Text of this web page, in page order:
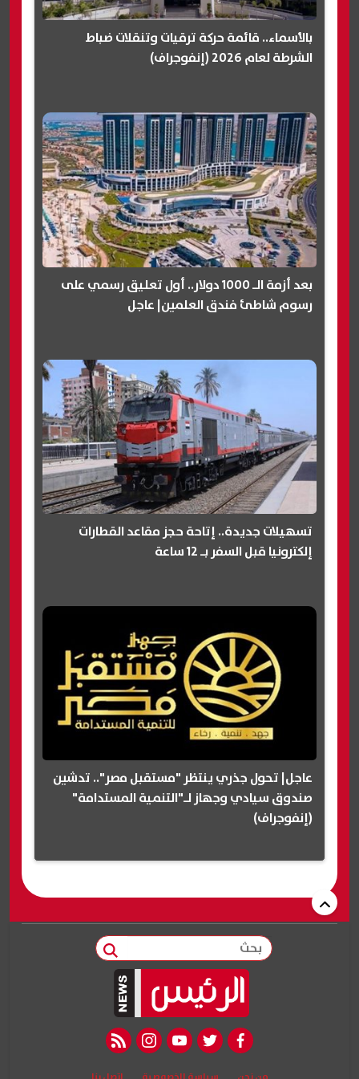
بالأسماء.. قائمة حركة ترقيات وتنقلات ضباط
الشرطة لعام 2026 (إنفوجراف)
بعد أزمة الـ 1000 دولار.. أول تعليق رسمي على
رسوم شاطئ فندق العلمين| عاجل
تسهيلات جديدة.. إتاحة حجز مقاعد القطارات
إلكترونيا قبل السفر بـ 12 ساعة
عاجل| تحول جذري ينتظر "مستقبل مصر".. تدشين
صندوق سيادي وجهاز لـ"التنمية المستدامة"
(إنفوجراف)
بحث
facebook
twitter
youtube
instagram
rss feed